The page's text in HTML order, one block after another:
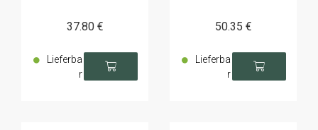
37.80 €
Lieferba
r
50.35 €
Lieferba
r